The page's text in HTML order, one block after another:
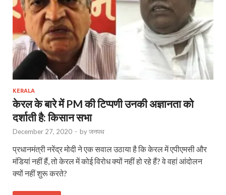
KERALA
केरल के बारे में PM की टिप्पणी उनकी अज्ञानता को
दर्शाती है: किसान सभा
December 27, 2020 - byजनपथ
प्रधानमंत्री नरेंद्र मोदी ने एक सवाल उठाया है कि केरल में एपीएमसी और
मंडियां नहीं हैं, तो केरल में कोई विरोध क्यों नहीं हो रहे हैं? वे वहां आंदोलन
क्यों नहीं शुरू करते?